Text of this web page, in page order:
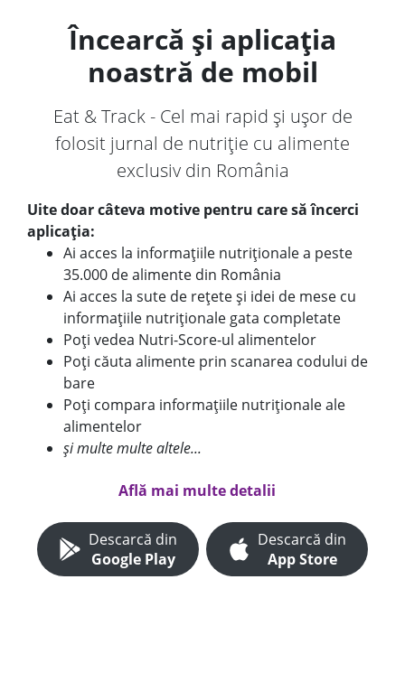
Încearcă și aplicația
noastră de mobil
Eat & Track - Cel mai rapid și ușor de
folosit jurnal de nutriție cu alimente
exclusiv din România
Uite doar câteva motive pentru care să încerci
aplicația:
Ai acces la informațiile nutriționale a peste
35.000 de alimente din România
Ai acces la sute de rețete și idei de mese cu
informațiile nutriționale gata completate
Poți vedea Nutri-Score-ul alimentelor
Poți căuta alimente prin scanarea codului de
bare
Poți compara informațiile nutriționale ale
alimentelor
și multe multe altele...
Află mai multe detalii
Descarcă din
Google Play
Descarcă din
App Store